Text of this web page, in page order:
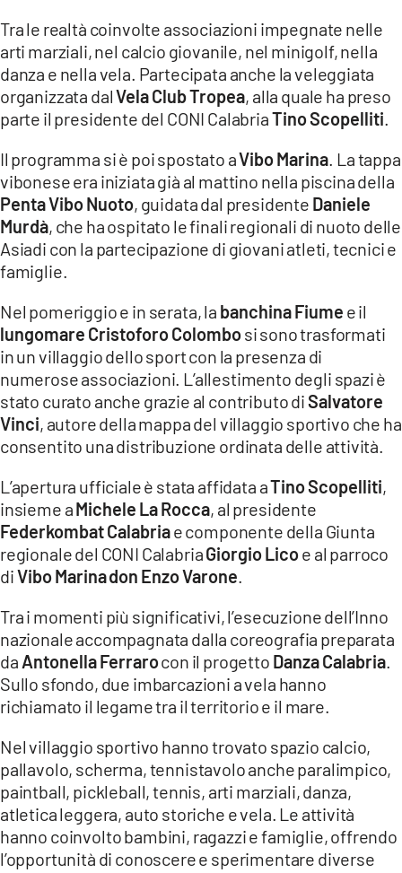
Tra le realtà coinvolte associazioni impegnate nelle
arti marziali, nel calcio giovanile, nel minigolf, nella
danza e nella vela. Partecipata anche la veleggiata
organizzata dalVela Club Tropea, alla quale ha preso
parte il presidente del CONI CalabriaTino Scopelliti
Il programma si è poi spostato aVibo Marina . La tappa
vibonese era iniziata già al mattino nella piscina della
Penta Vibo Nuoto, guidata dal presidente Daniele
Murdà, che ha ospitato le finali regionali di nuoto delle
Asiadi con la partecipazione di giovani atleti, tecnici e
famiglie.
Nel pomeriggio e in serata, la banchina Fiume e il
lungomare Cristoforo Colombosi sono trasformati
in un villaggio dello sport con la presenza di
numerose associazioni. L’allestimento degli spazi è
stato curato anche grazie al contributo diSalvatore
Vinci, autore della mappa del villaggio sportivo che ha
consentito una distribuzione ordinata delle attività.
L’apertura ufficiale è stata affidata aTino Scopelliti,
insieme aMichele La Rocca, al presidente
Federkombat Calabriae componente della Giunta
regionale del CONI CalabriaGiorgio Licoe al parroco
diVibo Marinadon Enzo Varone
Tra i momenti più significativi, l’esecuzione dell’Inno
nazionale accompagnata dalla coreografia preparata
da Antonella Ferrarocon il progetto Danza Calabria.
Sullo sfondo, due imbarcazioni a vela hanno
richiamato il legame tra il territorio e il mare.
Nel villaggio sportivo hanno trovato spazio calcio,
pallavolo, scherma, tennistavolo anche paralimpico,
paintball, pickleball, tennis, arti marziali, danza,
atletica leggera, auto storiche e vela. Le attività
hanno coinvolto bambini, ragazzi e famiglie, offrendo
l’opportunità di conoscere e sperimentare diverse